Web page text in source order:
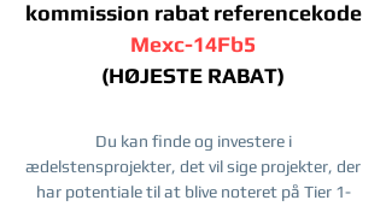
kommission rabat referencekode
Mexc-14Fb5
(HØJESTE RABAT)
Du kan finde og investere i
ædelstensprojekter, det vil sige projekter, der
har potentiale til at blive noteret på Tier 1-